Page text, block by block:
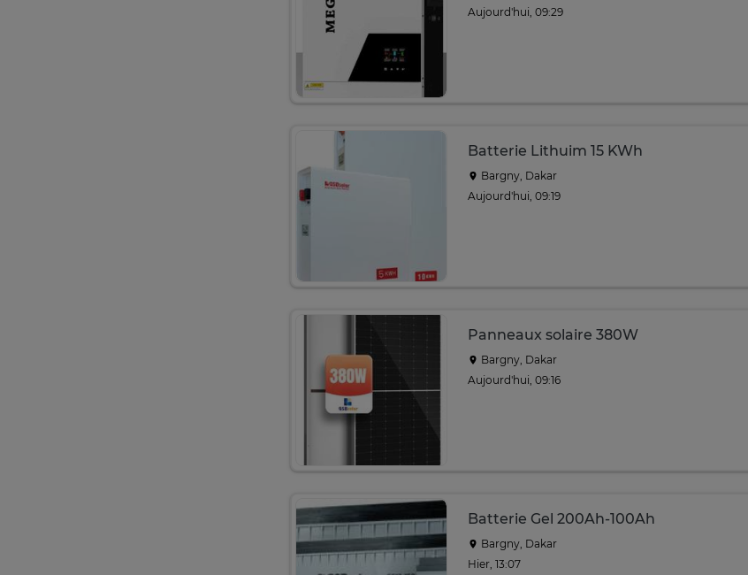
Aujourd'hui, 09:29
Batterie Lithuim 15 KWh
Bargny, Dakar
Aujourd'hui, 09:19
Panneaux solaire 380W
Bargny, Dakar
Aujourd'hui, 09:16
Batterie Gel 200Ah-100Ah
Bargny, Dakar
Hier, 13:07